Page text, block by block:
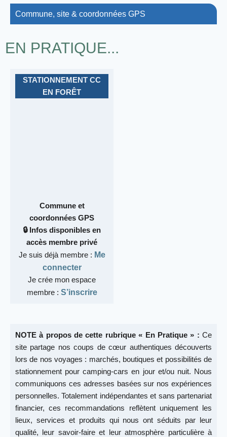
Commune, site & coordonnées GPS
EN PRATIQUE...
STATIONNEMENT CC
EN FORÊT
Commune et
coordonnées GPS
🔒 Infos disponibles en
accès membre privé
Je suis déjà membre : Me
connecter
Je crée mon espace
membre : S’inscrire
NOTE à propos de cette rubrique « En Pratique » : Ce
site partage nos coups de cœur authentiques découverts
lors de nos voyages : marchés, boutiques et possibilités de
stationnement pour camping-cars en jour et/ou nuit. Nous
communiquons ces adresses basées sur nos expériences
personnelles. Totalement indépendantes et sans partenariat
financier, ces recommandations reflètent uniquement les
lieux, services et produits qui nous ont séduits par leur
qualité, leur savoir-faire et leur atmosphère particulière à